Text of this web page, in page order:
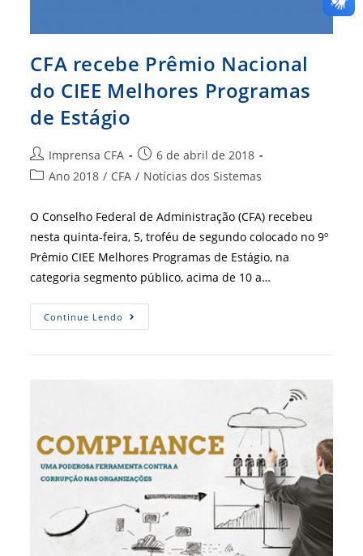
CFA recebe Prêmio Nacional
do CIEE Melhores Programas
de Estágio
Autor
do
Imprensa CFA
Post
publicado:
6 de abril de 2018
Categoria
post:
Ano 2018 / CFA / Notícias dos Sistemas
O Conselho Federal de Administração (CFA) recebeu
nesta quinta-feira, 5, troféu de segundo colocado no 9º
Prêmio CIEE Melhores Programas de Estágio, na
categoria segmento público, acima de 10 a…
Continue Lendo CFA
Recebe